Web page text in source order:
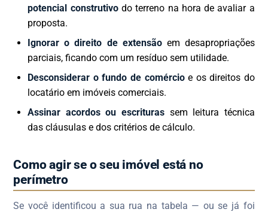
potencial construtivodo terreno na hora de avaliar a
proposta.
Ignorar o direito de extensãoem desapropriações
parciais, ficando com um resíduo sem utilidade.
Desconsiderar o fundo de comércioe os direitos do
locatário em imóveis comerciais.
Assinar acordos ou escrituras sem leitura técnica
das cláusulas e dos critérios de cálculo.
Como agir se o seu imóvel está no
perímetro
Se você identificou a sua rua na tabela — ou se já foi